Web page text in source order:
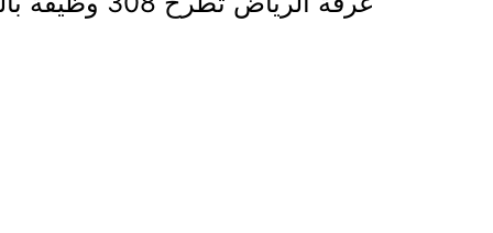
المقالات